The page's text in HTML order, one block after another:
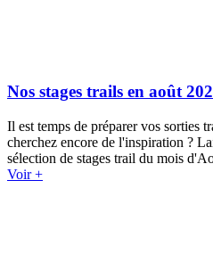
Nos stages trails en août
Il est temps de préparer vos sorties
cherchez encore de l'inspiration ?
sélection de stages trail du mois
Voir +